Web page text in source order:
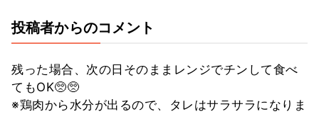
投稿者からのコメント
残った場合、次の日そのままレンジでチンして食べ
てもOK🥺🥺
※鶏肉から水分が出るので、タレはサラサラになりま